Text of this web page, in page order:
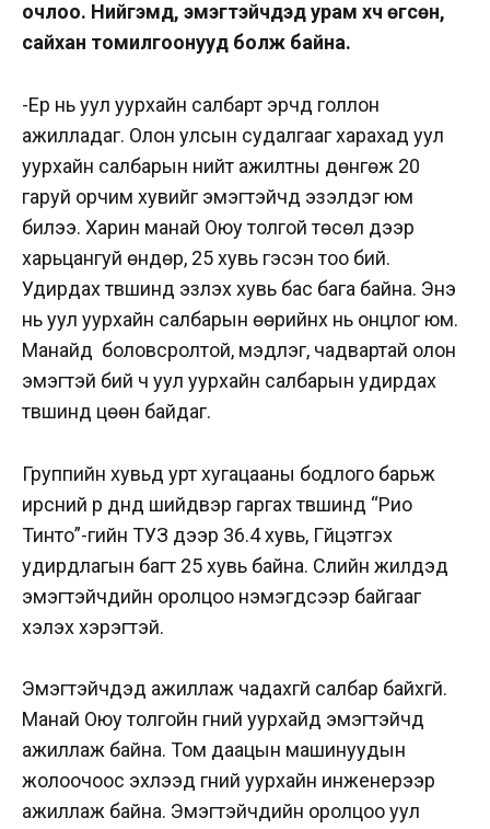
очлоо. Нийгэмд, эмэгтэйчүүдэд урам хүч өгсөн,
сайхан томилгоонууд болж байна.
-Ер нь уул уурхайн салбарт эрчүүд голлон
ажилладаг. Олон улсын судалгааг харахад уул
уурхайн салбарын нийт ажилтны дөнгөж 20
гаруй орчим хувийг эмэгтэйчүүд эзэлдэг юм
билээ. Харин манай Оюу толгой төсөл дээр
харьцангуй өндөр, 25 хувь гэсэн тоо бий.
Удирдах түвшинд эзлэх хувь бас бага байна. Энэ
нь уул уурхайн салбарын өөрийнх нь онцлог юм.
Манайд боловсролтой, мэдлэг, чадвартай олон
эмэгтэй бий ч уул уурхайн салбарын удирдах
түвшинд цөөн байдаг.
Группийн хувьд урт хугацааны бодлого барьж
ирсний үр дүнд шийдвэр гаргах түвшинд “Рио
Тинто”-гийн ТУЗ дээр 36.4 хувь, Гүйцэтгэх
удирдлагын багт 25 хувь байна. Сүүлийн жилүүдэд
эмэгтэйчүүдийн оролцоо нэмэгдсээр байгааг
хэлэх хэрэгтэй.
Эмэгтэйчүүдэд ажиллаж чадахгүй салбар байхгүй.
Манай Оюу толгойн гүний уурхайд эмэгтэйчүүд
ажиллаж байна. Том даацын машинуудын
жолоочоос эхлээд гүний уурхайн инженерээр
ажиллаж байна. Эмэгтэйчүүдийн оролцоо уул